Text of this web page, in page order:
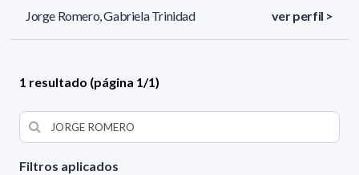
Filtros aplicados
Jorge Romero, Gabriela Trinidad ver perfil >
1 resultado (página 1/1)